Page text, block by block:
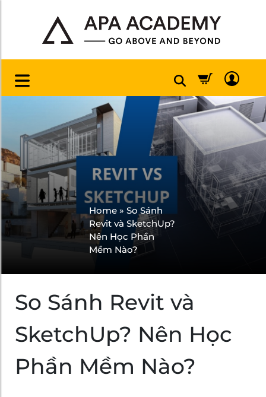
Home » So Sánh
Revit và SketchUp?
Nên Học Phần
Mềm Nào?
So Sánh Revit và
SketchUp? Nên Học
Phần Mềm Nào?